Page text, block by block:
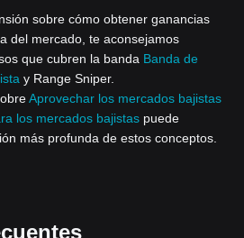
sobre cómo obtener ganancias
del mercado, te aconsejamos
que cubren la banda Banda de
y Range Sniper.
Aprovechar los mercados bajistas
los mercados bajistas puede
más profunda de estos conceptos.